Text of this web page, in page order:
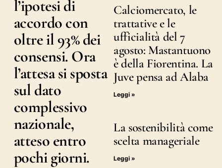
l’ipotesi di
accordo con
oltre il 93% dei
consensi. Ora
l’attesa si sposta
sul dato
complessivo
nazionale,
atteso entro
pochi giorni.
Calciomercato, le
trattative e le
ufficialità del 7
agosto: Mastantuono
è della Fiorentina. La
Juve pensa ad Alaba
Leggi »
La sostenibilità come
scelta manageriale
Leggi »